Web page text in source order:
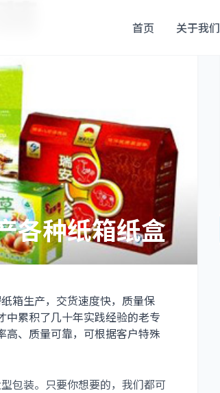
首页 关于我们
各种纸箱纸盒
箱生产，交货速度快，质量保
累积了几十年实践经验的老专
高、质量可靠，可根据客户特殊
包装。只要你想要的，我们都可